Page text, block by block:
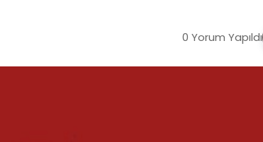
0 Yorum Yapıldı